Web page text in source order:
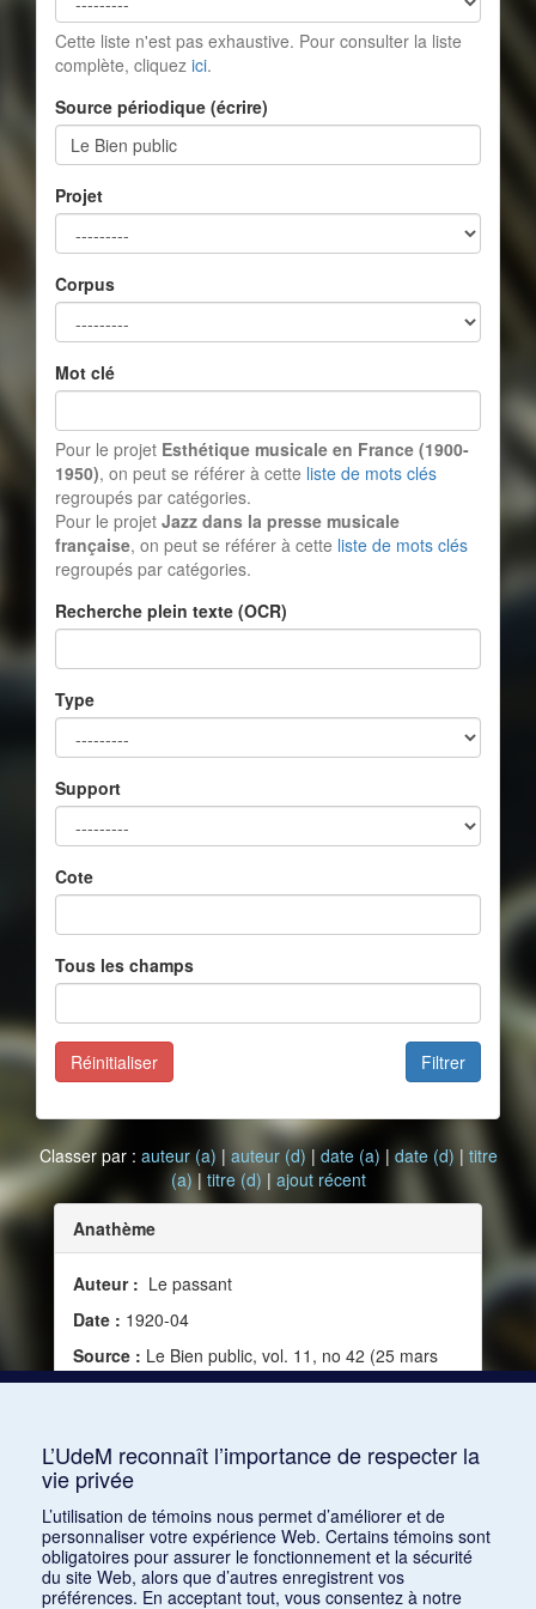
Cette liste n'est pas exhaustive. Pour consulter la liste
complète, cliquez ici.
Source périodique (écrire)
Projet
Corpus
Mot clé
Pour le projet Esthétique musicale en France (1900-
1950), on peut se référer à cette liste de mots clés
regroupés par catégories.
Pour le projet Jazz dans la presse musicale
française, on peut se référer à cette liste de mots clés
regroupés par catégories.
Recherche plein texte (OCR)
Type
Support
Cote
Tous les champs
Filtrer
Réinitialiser
Classer par : auteur (a) | auteur (d) | date (a) | date (d) | titre
(a)| titre (d) | ajout récent
Anathème
Auteur : Le passant
Date : 1920-04
Source : Le Bien public, vol. 11, no 42 (25 mars
1920)
L’UdeM reconnaît l’importance de respecter la
vie privée
L’utilisation de témoins nous permet d’améliorer et de
personnaliser votre expérience Web. Certains témoins sont
obligatoires pour assurer le fonctionnement et la sécurité
du site Web, alors que d’autres enregistrent vos
préférences. En acceptant tout, vous consentez à notre